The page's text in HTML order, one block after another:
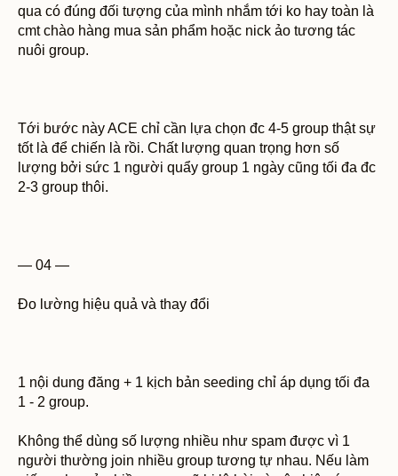
qua có đúng đối tượng của mình nhắm tới ko hay toàn là
cmt chào hàng mua sản phẩm hoặc nick ảo tương tác
nuôi group.
Tới bước này ACE chỉ cần lựa chọn đc 4-5 group thật sự
tốt là để chiến là rồi. Chất lượng quan trọng hơn số
lượng bởi sức 1 người quẩy group 1 ngày cũng tối đa đc
2-3 group thôi.
— 04 —
Đo lường hiệu quả và thay đổi
1 nội dung đăng + 1 kịch bản seeding chỉ áp dụng tối đa
1 - 2 group.
Không thể dùng số lượng nhiều như spam được vì 1
người thường join nhiều group tương tự nhau. Nếu làm